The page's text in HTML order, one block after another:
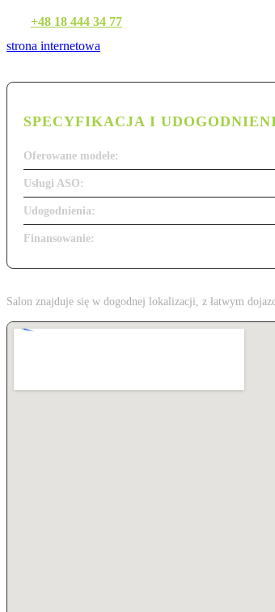
+48 18 444 34 77
strona internetowa
SPECYFIKACJA I
Oferowane modele:
Usługi ASO:
Udogodnienia:
Finansowanie:
Salon znajduje się w dogodnej lokalizacji, z łatwym